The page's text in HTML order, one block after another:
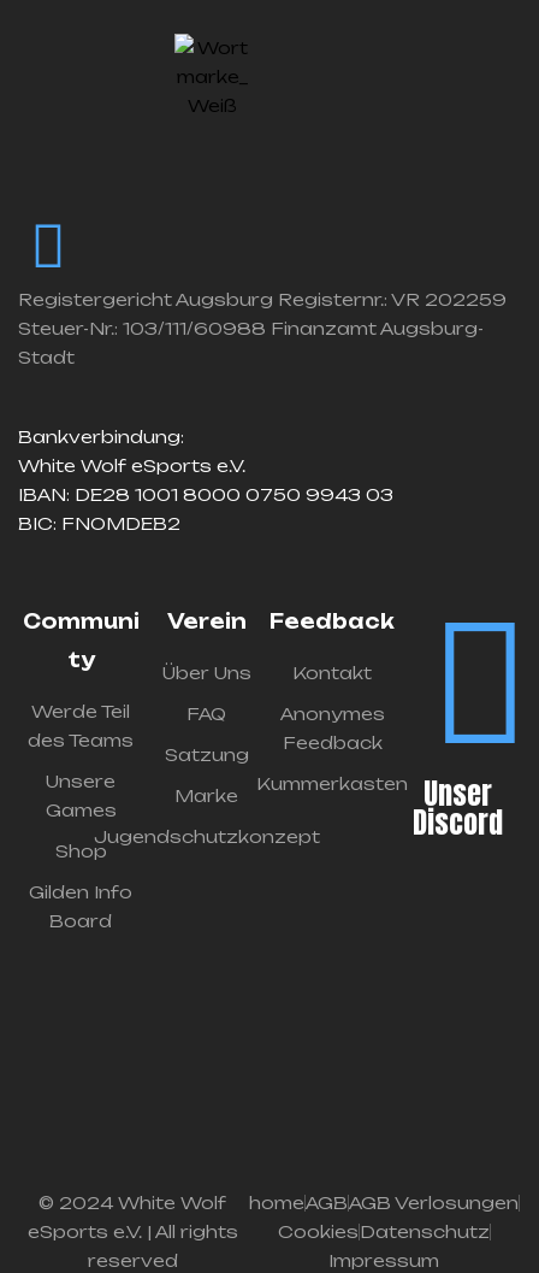
Registergericht Augsburg Registernr.: VR 202259
Steuer-Nr.: 103/111/60988 Finanzamt Augsburg-
Stadt
Bankverbindung:
White Wolf eSports e.V.
IBAN: DE28 1001 8000 0750 9943 03
BIC: FNOMDEB2
Communi
ty
Werde Teil
des Teams
Unsere
Games
Shop
Gilden Info
Board
Verein
Über Uns
FAQ
Satzung
Marke
Jugendschutzkonzept
Feedback
Kontakt
Anonymes
Feedback
Kummerkasten
Unser
Discord
© 2024 White Wolf
eSports e.V. | All rights
reserved
homeAGBAGB Verlosungen
CookiesDatenschutz
Impressum